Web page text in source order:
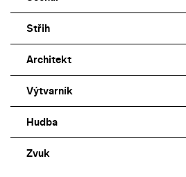
Střih
Architekt
Výtvarník
Hudba
Zvuk